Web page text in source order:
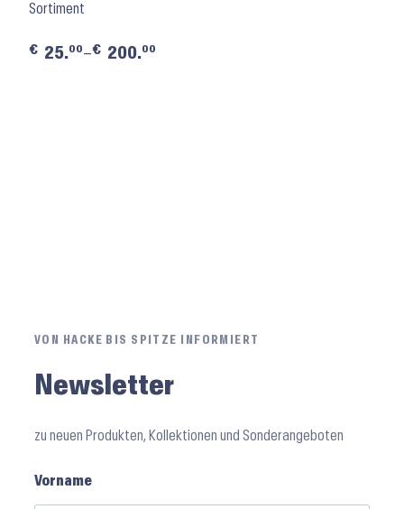
Sortiment
€ 25.00–€ 200.00
VON HACKE BIS SPITZE INFORMIERT
Newsletter
zu neuen Produkten, Kollektionen und Sonderangeboten
Vorname